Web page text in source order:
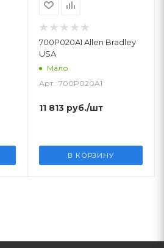
700P020A1 Allen Bradley
USA
Мало
Арт.: 700P020A1
11 813 руб./шт
В КОРЗИНУ